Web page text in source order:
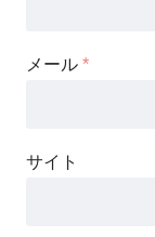
メール *
サイト